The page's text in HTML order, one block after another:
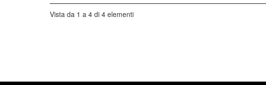
Vista da 1 a 4 di 4 elementi